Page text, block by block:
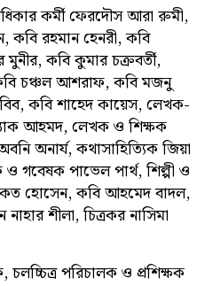
কর্মী ফেরদৌস আরা রুমী,
কবি রহমান হেনরী, কবি
কবি কুমার চক্রবর্তী,
চঞ্চল আশরাফ, কবি মজনু
কবি শাহেদ কায়েস, লেখক-
আহমদ, লেখক ও শিক্ষক
অনার্য, কথাসাহিত্যিক জিয়া
পাভেল পার্থ, শিল্পী ও
হোসেন, কবি আহমেদ বাদল,
শীলা, চিত্রকর নাসিমা
পরিচালক ও প্রশিক্ষক